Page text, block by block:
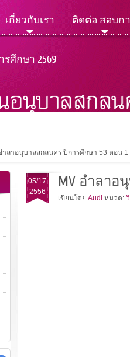
เกี่ยวกับเรา ติดต่อ สอบถ
ศึกษา 2569
ำลาอนุบาลสกลนคร ปีการศึกษา 53 ตอน 1
05/17
2556
MV อำลาอ
เขียนโดย Audi หมวด: